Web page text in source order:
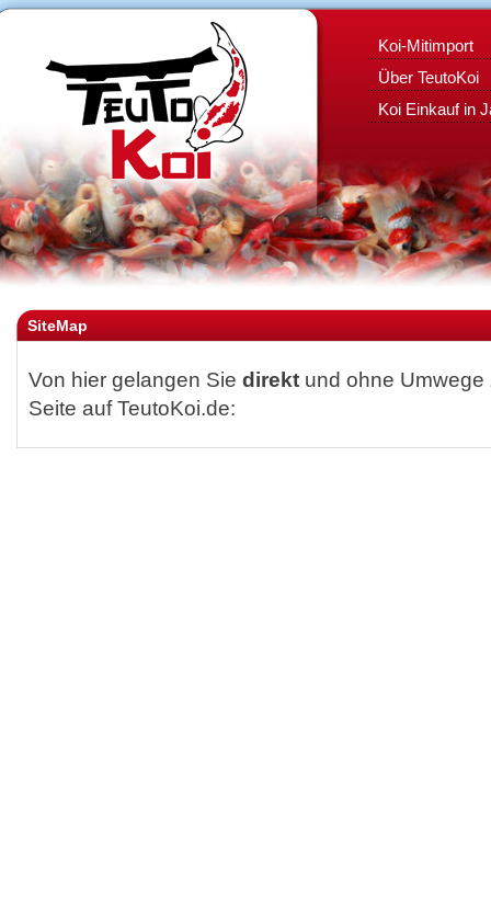
Koi-Mitimport
Über TeutoKoi
Koi Einkauf in
SiteMap
Von hier gelangen Sie direkt und ohne
Seite auf TeutoKoi.de: